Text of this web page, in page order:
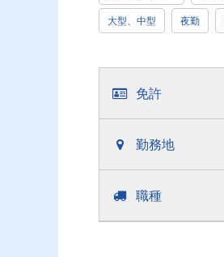
大型、中型 夜勤
免許
勤務地
職種